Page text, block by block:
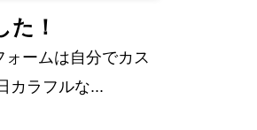
た！
ームは自分でカス
カラフルな...